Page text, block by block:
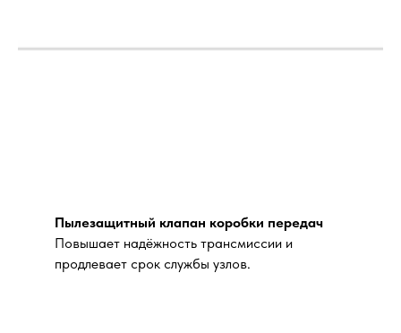
Пылезащитный клапан коробки передач
Повышает надёжность трансмиссии и
продлевает срок службы узлов.